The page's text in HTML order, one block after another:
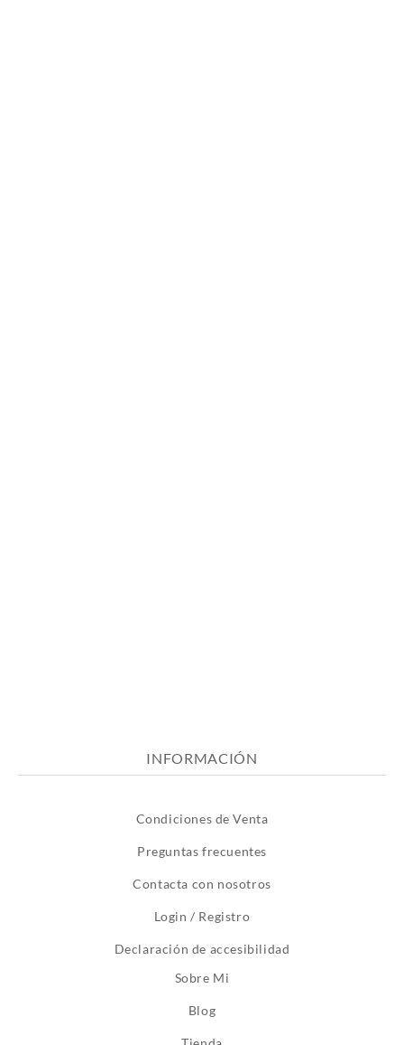
INFORMACIÓN
Condiciones de Venta
Preguntas frecuentes
Contacta con nosotros
Login / Registro
Declaración de accesibilidad
Sobre Mi
Blog